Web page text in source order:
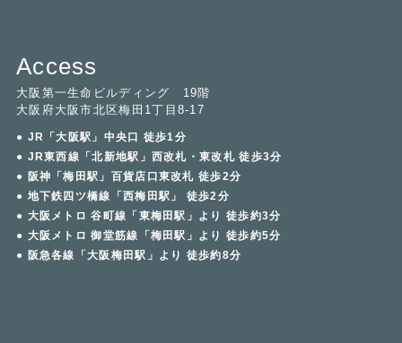
Access
大阪第一生命ビルディング 19階
大阪府大阪市北区梅田1丁目8-17
● JR「大阪駅」中央口 徒歩1分
● JR東西線「北新地駅」西改札・東改札 徒歩3分
● 阪神「梅田駅」百貨店口東改札 徒歩2分
● 地下鉄四ツ橋線「西梅田駅」 徒歩2分
● 大阪メトロ 谷町線「東梅田駅」より 徒歩約3分
● 大阪メトロ 御堂筋線「梅田駅」より 徒歩約5分
● 阪急各線「大阪梅田駅」より 徒歩約8分